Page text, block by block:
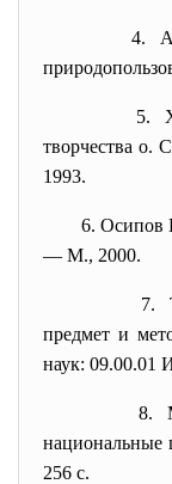
4.
5.
творчества о.
1993.
6. Осипов
— М., 2000.
7.
предмет и
наук: 09.00.01
8.
256 с.